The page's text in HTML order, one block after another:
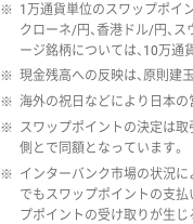
※ 1万通貨単位のスワップポイ
クローネ/円、香港ドル/円、
ージ銘柄については、10万通
※ 現金残高への反映は、原則建
※ 海外の祝日などにより日本の
※ スワップポイントの決定は
側とで同額となっています。
※ インターバンク市場の状況
でもスワップポイントの支払
プポイントの受け取りが生じ